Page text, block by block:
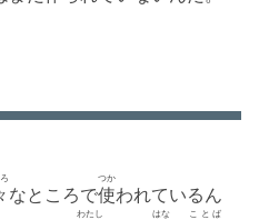
なところで使
つか
われているん
わたし はな ことば